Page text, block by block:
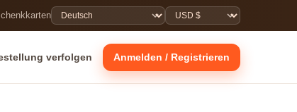
verfolgen Anmelden / Registrieren